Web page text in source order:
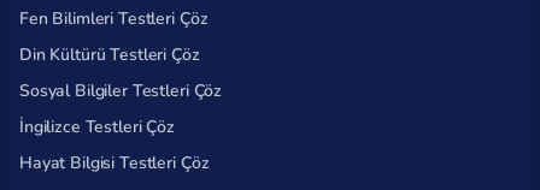
Fen Bilimleri Testleri Çöz
Din Kültürü Testleri Çöz
Sosyal Bilgiler Testleri Çöz
İngilizce Testleri Çöz
Hayat Bilgisi Testleri Çöz